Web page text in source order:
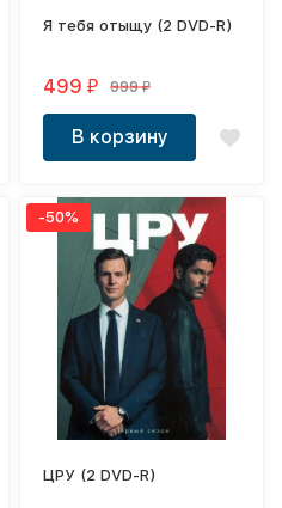
Я тебя отыщу (2 DVD-R)
499₽ 999₽
В корзину
-50%
ЦРУ (2 DVD-R)